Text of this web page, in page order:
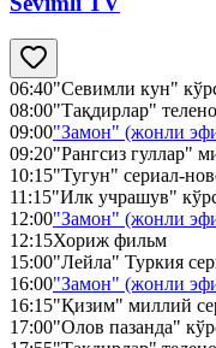
06:40"Севимли кун"
08:00"Тақдирлар"
09:00"Замон" (жонли
09:20"Рангсиз гуллар"
10:15"Тугун" сериал-
11:15"Илк учрашув"
12:00"Замон" (жонли
12:15Хориж фильм
15:00"Лейла" Туркия
16:00"Замон" (жонли
16:15"Қизим" миллий
17:00"Олов пазанда"